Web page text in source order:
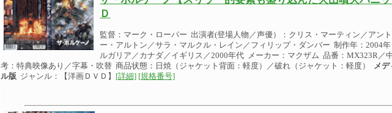
Ｄ
監督：マーク・ローパー 出演者(登場人物／声優）：クリス・マーティン／アン
ー・アルトン／サラ・マルクル・レイン／フィリップ・ダンバー 制作年：2004
ルガリア／カナダ／イギリス／2000年代 メーカー：マクザム 品番：MX323R／
考：特典映像あり／字幕・吹替 商品状態：日焼（ジャケット背面：軽度）／破れ（ジャケット：軽度）
メ
ル版 ジャンル：【洋画ＤＶＤ】 [詳細] [規格番号]